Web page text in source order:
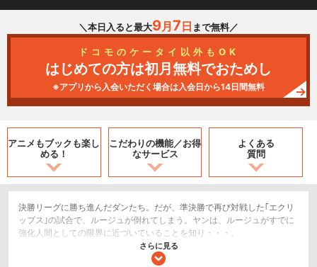
＼本日入ると最大9月 7 日 まで無料／
ドコモのケータイ以外もOK
はじめての方は初月無料でおためし
※アプリから入会いただく場合は入会日から14日間無料
アニメもブックも楽し
める！
こだわりの機能／お得
なサービス
よくある
質問
決勝リーグに勝ち進んだダンたち。だが、準決勝で再び対戦した｢エクリ
ップス｣の試合で、ルージュが倒れてしまう。ヤンは、ルージュがすでに
強化人間としての限界に近づいていることを知り・・・。
さらに見る